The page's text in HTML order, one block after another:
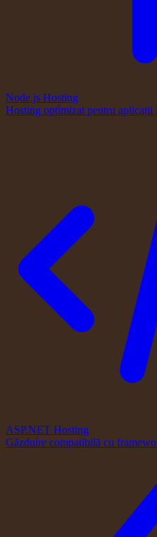
Node.js Hosting
Hosting optimizat pentru aplicații
ASP.NET Hosting
Găzduire compatibilă cu